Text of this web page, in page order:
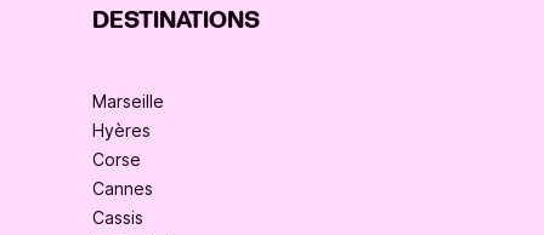
DESTINATIONS
Marseille
Hyères
Corse
Cannes
Cassis